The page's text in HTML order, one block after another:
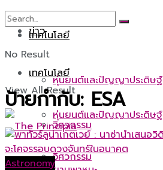
เทคโนโลยี
หุ่นยนต์และปัญญาประดิษฐ์
วิศวกรรม
ข่าว
เทคโนโลยี
หุ่นยนต์และปัญญาประดิษฐ์
วิศวกรรม
No Result
View All Result
ป้ายกำกับ: ESA
Astronomy